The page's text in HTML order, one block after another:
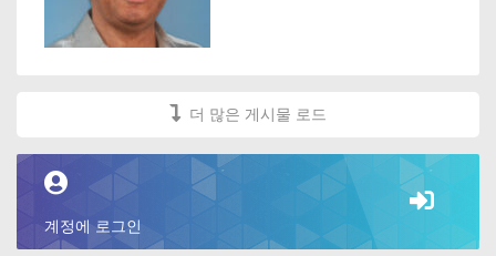
더 많은 게시물 로드
계정에 로그인